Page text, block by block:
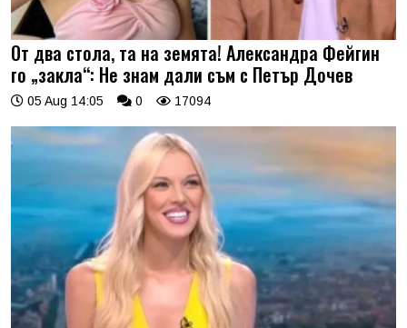
От два стола, та на земята! Александра Фейгин
го „закла“: Не знам дали съм с Петър Дочев
05 Aug 14:05 0 17094